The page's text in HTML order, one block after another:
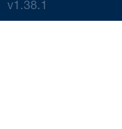
v1.38.1